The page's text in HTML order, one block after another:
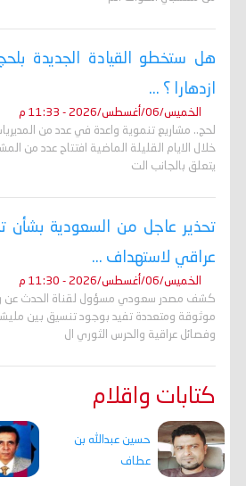
هل ستخطو القيادة الجديدة
ازدهارا ؟ ...
الخميس/06/أغسطس/2026 - 11:33 م
لحج.. مشاريع تنموية واعدة في عدد من
خلال الايام القليلة الماضية افتتاح عدد من
يتعلق بالجانب الت
تحذير عاجل من السعودية بشأن
عراقي لاستهداف ...
الخميس/06/أغسطس/2026 - 11:30 م
كشف مصدر سعودي مسؤول لقناة الحدث عن
موثوقة ومتعددة تفيد بوجود تنسيق بين
وفصائل عراقية والحرس الثوري ال
كتابات واقلام
حسين عبدالله بن
عطاف